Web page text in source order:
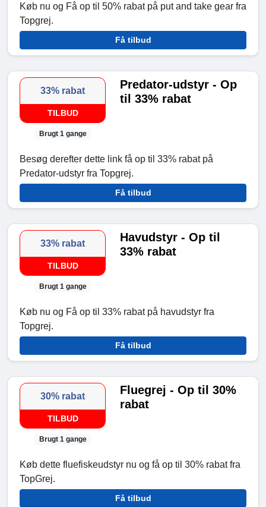
Køb nu og Få op til 50% rabat på put and take gear fra
Topgrej.
Få tilbud
33% rabat
TILBUD
Brugt 1 gange
Predator-udstyr - Op
til 33% rabat
Besøg derefter dette link få op til 33% rabat på
Predator-udstyr fra Topgrej.
Få tilbud
33% rabat
TILBUD
Brugt 1 gange
Havudstyr - Op til
33% rabat
Køb nu og Få op til 33% rabat på havudstyr fra
Topgrej.
Få tilbud
30% rabat
TILBUD
Brugt 1 gange
Fluegrej - Op til 30%
rabat
Køb dette fluefiskeudstyr nu og få op til 30% rabat fra
TopGrej.
Få tilbud